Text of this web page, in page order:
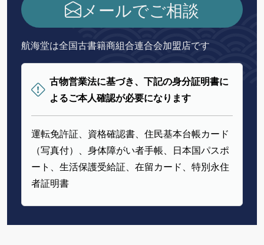
メールでご相談
航海堂は全国古書籍商組合連合会加盟店です
古物営業法に基づき、下記の身分証明書に
よるご本人確認が必要になります
運転免許証、資格確認書、住民基本台帳カード
（写真付）、身体障がい者手帳、日本国パスポ
ート、生活保護受給証、在留カード、特別永住
者証明書